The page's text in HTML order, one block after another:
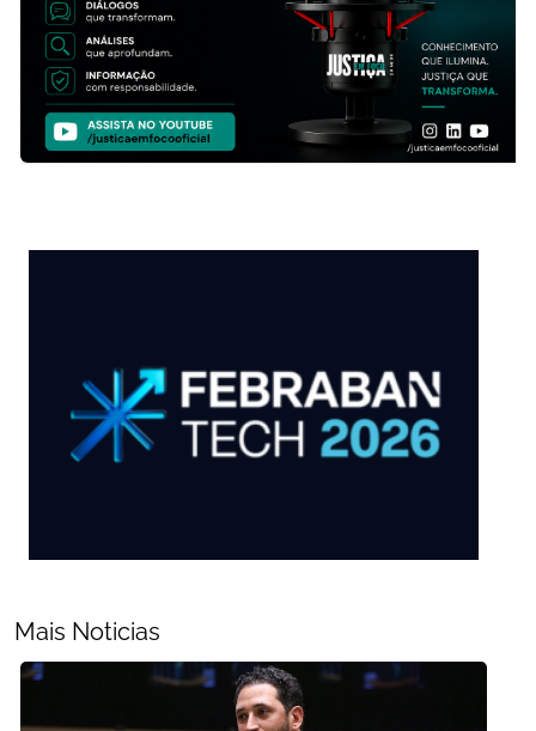
Mais Noticias